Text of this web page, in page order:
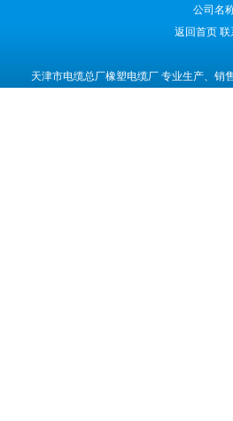
公司名
返回首页联
天津市电缆总厂橡塑电缆厂 专业生产、销